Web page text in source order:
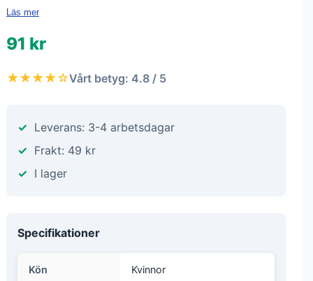
Läs mer
91 kr
★★★★☆Vårt betyg: 4.8 / 5
Leverans: 3-4 arbetsdagar
Frakt: 49 kr
I lager
Specifikationer
Kön Kvinnor